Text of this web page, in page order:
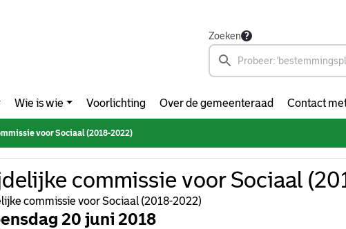
Zoeken
Wie is wie Voorlichting Over de gemeenteraad Contact
voor Sociaal (2018-2022)
commissie voor Sociaal
commissie voor Sociaal (2018-2022)
20 juni 2018